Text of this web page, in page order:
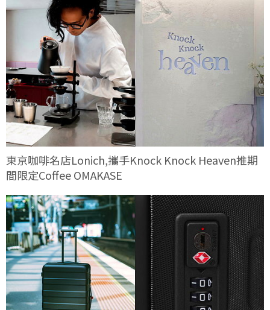
東京咖啡名店Lonich,攜手Knock Knock Heaven推期
間限定Coffee OMAKASE